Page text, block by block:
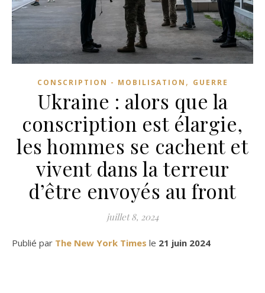
CONSCRIPTION - MOBILISATION , GUERRE
Ukraine : alors que la
conscription est élargie,
les hommes se cachent et
vivent dans la terreur
d’être envoyés au front
juillet 8, 2024
Publié par The New York Times le 21 juin 2024